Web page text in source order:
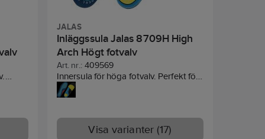
XRD
JALAS
Inläggssula Jalas 8709H High
Arch Högt fotvalv
Art. nr.: 409569
Innersula för höga fotvalv. Perfekt för
dig som vill göra dina Jalas® skor
ännu säkrare och mer bekväma. Sulan
PORON® XRD vilket minskar risken
för skador och ökar bekvämligheten.
Visa varianter (17)